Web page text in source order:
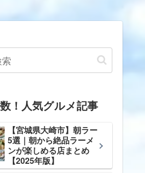
！人気グルメ記事
【宮城県大崎市】朝ラー
5選｜朝から絶品ラーメ
ンが楽しめる店まとめ
【2025年版】